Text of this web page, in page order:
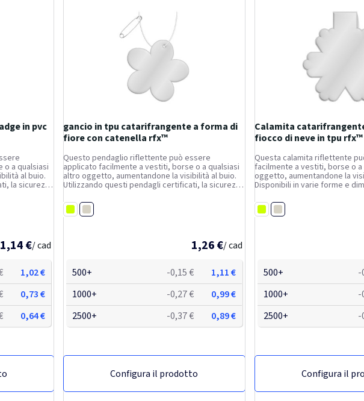
in pvc
a qualsiasi
al buio.
la sicurezza
bianco ed
1,14 €/ cad
1,02 €
0,73 €
0,64 €
gancio in tpu catarifrangente a forma di
fiore con catenella rfx™
Questo pendaglio riflettente può essere
applicato facilmente a vestiti, borse o a qualsiasi
altro oggetto, aumentandone la visibilità al buio.
Utilizzando questi pendagli certificati, la sicurezza
marchio. Sono forniti con un cordoncino bianco ed
un...
Giallo fluo
Bianco
1,26 €/ cad
500+ -0,15 €
1,11 €
1000+
-0,27 €
0,99 €
2500+
-0,37 € 0,89 €
Configura il prodotto
Calamita
fiocco di neve in tpu rfx™
Questa calamita riflettente
facilmente a vestiti, borse o
oggetto, aumentandone la
Disponibili in varie forme e
catarifrangente fluorescente
realizzata in PVC...
Giallo fluo
Bianco
500+ -
1000+
-
2500+
-
Configura il